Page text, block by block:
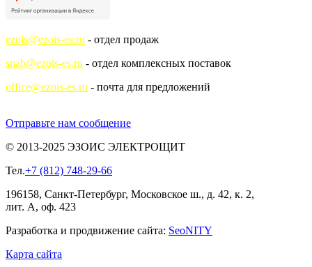
ezois@ezois-es.ru - отдел продаж
snab@ezois-es.ru - отдел комплексных поставок
office@ezois-es.ru - почта для предложений
Отправьте нам сообщение
© 2013-2025 ЭЗОИС ЭЛЕКТРОЩИТ
Тел.+7 (812) 748-29-66
196158, Санкт-Петербург, Московское ш., д. 42, к. 2,
лит. А, оф. 423
Разработка и продвижение сайта: SeoNITY
Карта сайта